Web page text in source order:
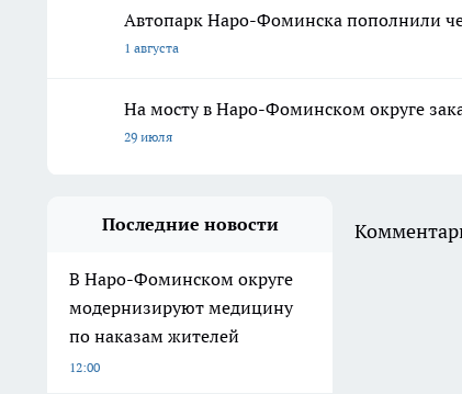
Автопарк Наро-Фоминска пополнили
1 августа
На мосту в Наро-Фоминском округе
29 июля
Последние новости
В Наро-Фоминском округе
модернизируют медицину
по наказам жителей
12:00